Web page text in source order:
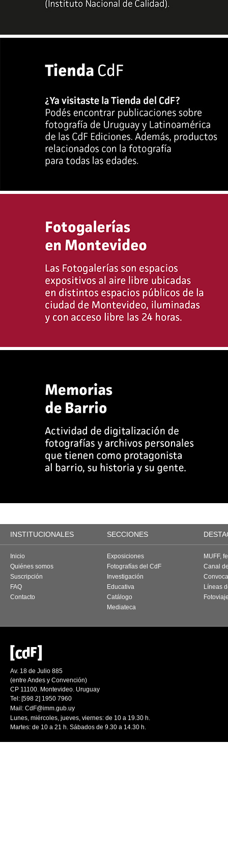
INSTITUCIONALES SECCIONES
Inicio
Quiénes somos
Suscripción
FAQ
Contacto
Exposiciones
Fotografías del CdF
Investigación
Educativa
Catálogo
Mediateca
MUFF,
Canal
Líneas
Av. 18 de Julio 885
(entre Andes y Convención)
CP 11100. Montevideo. Uruguay
Tel: [598 2] 1950 7960
Mail: CdF@imm.gub.uy
Lunes, miércoles, jueves, viernes: de 10 a 19.30 h.
Martes: de 10 a 21 h. Sábados de 9.30 a 14.30 h.